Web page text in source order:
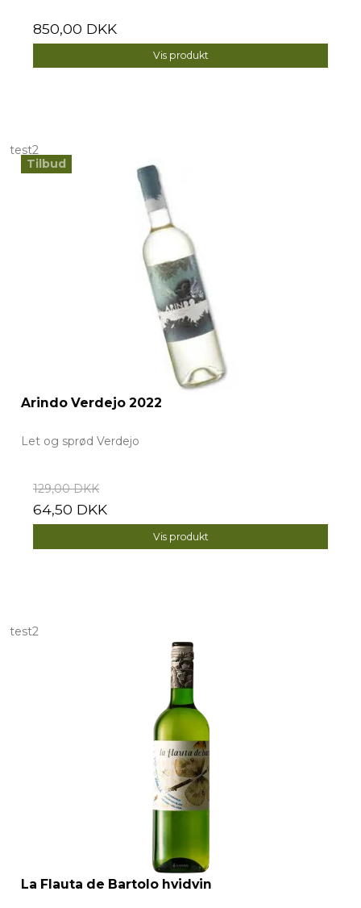
850,00 DKK
Vis produkt
Tilbud
test2
Arindo Verdejo 2022
Let og sprød Verdejo
129,00 DKK
64,50 DKK
Vis produkt
test2
La Flauta de Bartolo hvidvin